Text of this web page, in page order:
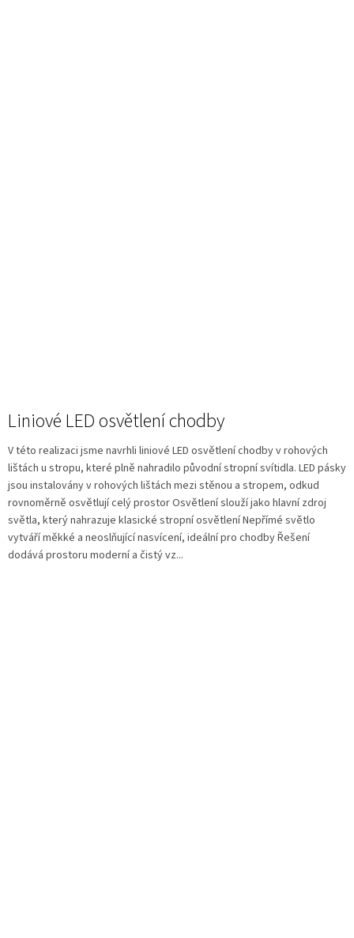
Liniové LED osvětlení chodby
V této realizaci jsme navrhli liniové LED osvětlení chodby v rohových
lištách u stropu, které plně nahradilo původní stropní svítidla. LED pásky
jsou instalovány v rohových lištách mezi stěnou a stropem, odkud
rovnoměrně osvětlují celý prostor Osvětlení slouží jako hlavní zdroj
světla, který nahrazuje klasické stropní osvětlení Nepřímé světlo
vytváří měkké a neoslňující nasvícení, ideální pro chodby Řešení
dodává prostoru moderní a čistý vz...